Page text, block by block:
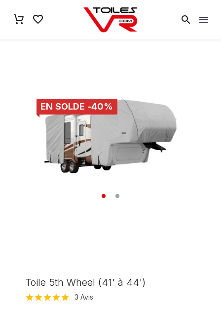
EN SOLDE -40%
Toile 5th Wheel (41' à 44')
3 Avis